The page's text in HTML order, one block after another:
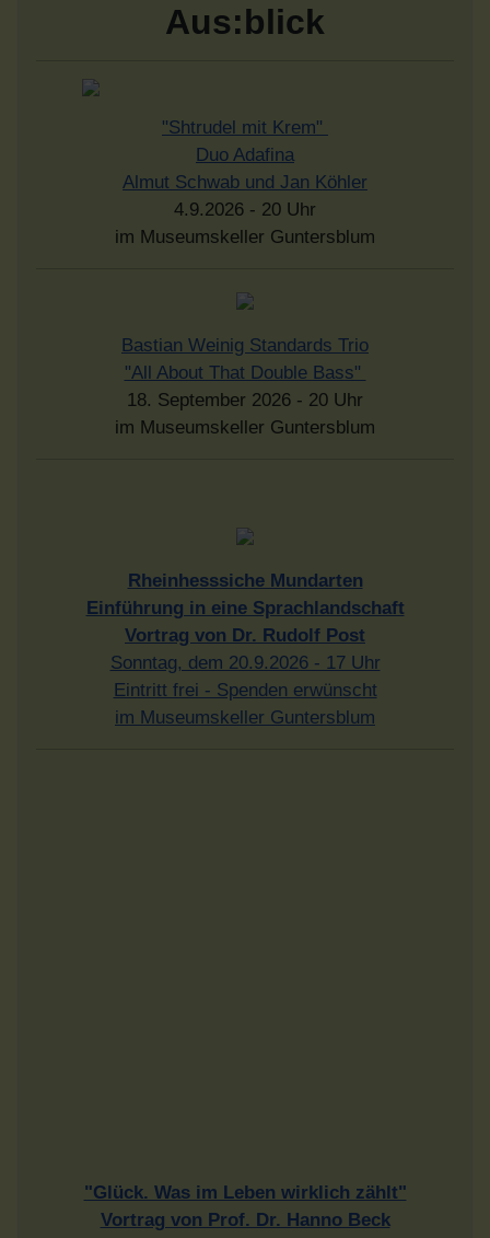
Aus:blick
"Shtrudel mit Krem"
Duo Adafina
Almut Schwab und Jan Köhler
4.9.2026 - 20 Uhr
im Museumskeller Guntersblum
Bastian Weinig Standards Trio
"All About That Double Bass"
18. September 2026 - 20 Uhr
im Museumskeller Guntersblum
Rheinhesssiche Mundarten
Einführung in eine Sprachlandschaft
Vortrag von Dr. Rudolf Post
Sonntag, dem 20.9.2026 - 17 Uhr
Eintritt frei - Spenden erwünscht
im Museumskeller Guntersblum